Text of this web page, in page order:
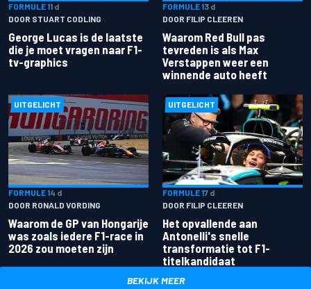
FORMULE 11 d
DOOR STUART CODLING
George Lucas is de laatste
die je moet vragen naar F1-
tv-graphics
FORMULE 13 d
DOOR FILIP CLEEREN
Waarom Red Bull pas
tevreden is als Max
Verstappen weer een
winnende auto heeft
UITGELICHT
FORMULE 14 d
DOOR RONALD VORDING
Waarom de GP van Hongarije
was zoals iedere F1-race in
2026 zou moeten zijn
UITGELICHT
FORMULE 17 d
DOOR FILIP CLEEREN
Het opvallende aan
Antonelli's snelle
transformatie tot F1-
titelkandidaat
BEKIJK MEER